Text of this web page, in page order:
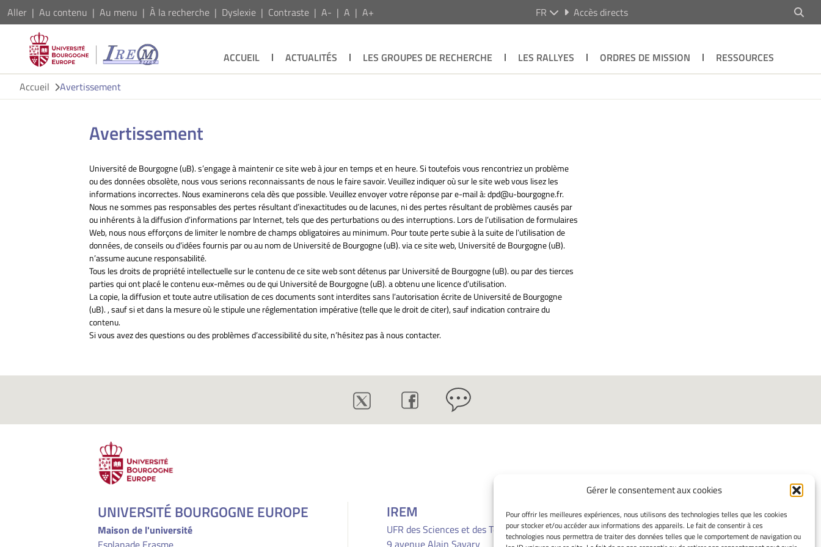
Gérer le consentement aux cookies
Pour offrir les meilleures expériences, nous utilisons des technologies telles que les cookies
pour stocker et/ou accéder aux informations des appareils. Le fait de consentir à ces
technologies nous permettra de traiter des données telles que le comportement de navigation ou
Aller Au contenu Au menu À la recherche Dyslexie Contraste A- A A+ FR Accès directs
ACCUEIL ACTUALITÉS LES GROUPES DE RECHERCHE LES RALLYES ORDRES DE MISSION
RESSOURCES
Accueil
Avertissement
Avertissement
Université de Bourgogne (uB). s’engage à maintenir ce site web à jour en temps et en heure. Si toutefois vous rencontriez un problème
ou des données obsolète, nous vous serions reconnaissants de nous le faire savoir. Veuillez indiquer où sur le site web vous lisez les
informations incorrectes. Nous examinerons cela dès que possible. Veuillez envoyer votre réponse par e-mail à:dpd@u-bourgogne.fr.
Nous ne sommes pas responsables des pertes résultant d’inexactitudes ou de lacunes, ni des pertes résultant de problèmes causés par
ou inhérents à la diffusion d’informations par Internet, tels que des perturbations ou des interruptions. Lors de l’utilisation de formulaires
Web, nous nous efforçons de limiter le nombre de champs obligatoires au minimum. Pour toute perte subie à la suite de l’utilisation de
données, de conseils ou d’idées fournis par ou au nom de Université de Bourgogne (uB). via ce site web, Université de Bourgogne (uB).
n’assume aucune responsabilité.
Tous les droits de propriété intellectuelle sur le contenu de ce site web sont détenus par Université de Bourgogne (uB). ou par des tierces
parties qui ont placé le contenu eux-mêmes ou de qui Université de Bourgogne (uB). a obtenu une licence d’utilisation.
La copie, la diffusion et toute autre utilisation de ces documents sont interdites sans l’autorisation écrite de Université de Bourgogne
(uB). , sauf si et dans la mesure où le stipule une réglementation impérative (telle que le droit de citer), sauf indication contraire du
contenu.
Si vous avez des questions ou des problèmes d’accessibilité du site, n’hésitez pas à nous contacter.
UNIVERSITÉ BOURGOGNE EUROPE
Maison de l'université
IREM
UFR des Sciences et des Techniques
INFORMATIONS LÉGALES
Mentions Légales